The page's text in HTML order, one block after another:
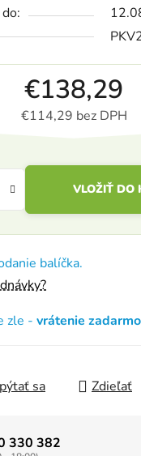
€138,29
€114,29 bez DPH
VLOŽIŤ DO
balíčka.
zle - vrátenie zadarmo
sa Zdieľať
330 382